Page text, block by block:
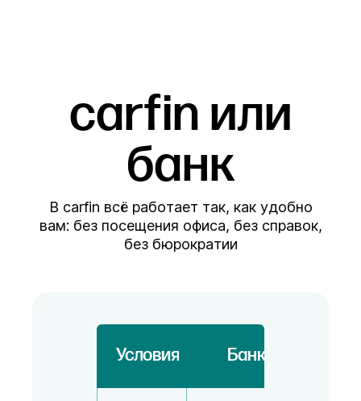
carfin или
банк
В carfin всё работает так, как удобно
вам: без посещения офиса, без справок,
без бюрократии
Условия Банк